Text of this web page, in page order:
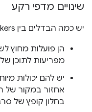
שינויים מדפי רקע
יש כמה הבדלים בין Service Workers לבין דפי רקע.
הן פועלות מחוץ
מפריעות לתוכן
יש להם יכולות
אחזור במקור של
בחלון קופץ של